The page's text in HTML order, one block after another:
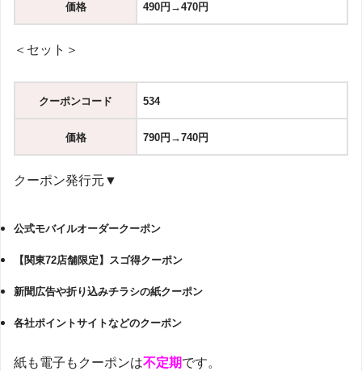
価格 490円→470円
＜セット＞
クーポンコード 534
価格 790円→740円
クーポン発行元▼
公式モバイルオーダークーポン
【関東72店舗限定】スゴ得クーポン
新聞広告や折り込みチラシの紙クーポン
各社ポイントサイトなどのクーポン
紙も電子もクーポンは不定期です。